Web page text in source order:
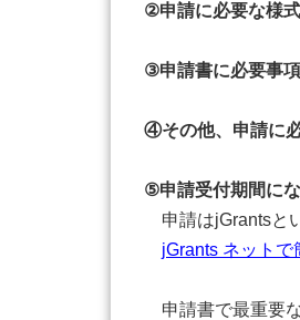
②申請に必要な様
③申請書に必要事
④その他、申請に
⑤申請受付期間に
申請はjGrantsと
jGrants ネット
申請書で最重要